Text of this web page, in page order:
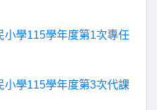
小學115學年度第1次專任
小學115學年度第3次代課